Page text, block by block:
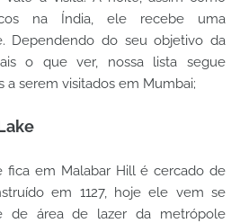
na Índia, ele recebe uma
Dependendo do seu objetivo da
o que ver, nossa lista segue
a serem visitados em Mumbai;
fica em Malabar Hill é cercado de
em 1127, hoje ele vem se
de área de lazer da metrópole